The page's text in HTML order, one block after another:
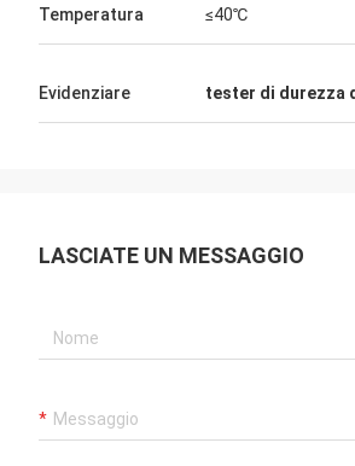
Temperatura ≤40℃
Evidenziare tester di durezza
LASCIATE UN MESSAGGIO